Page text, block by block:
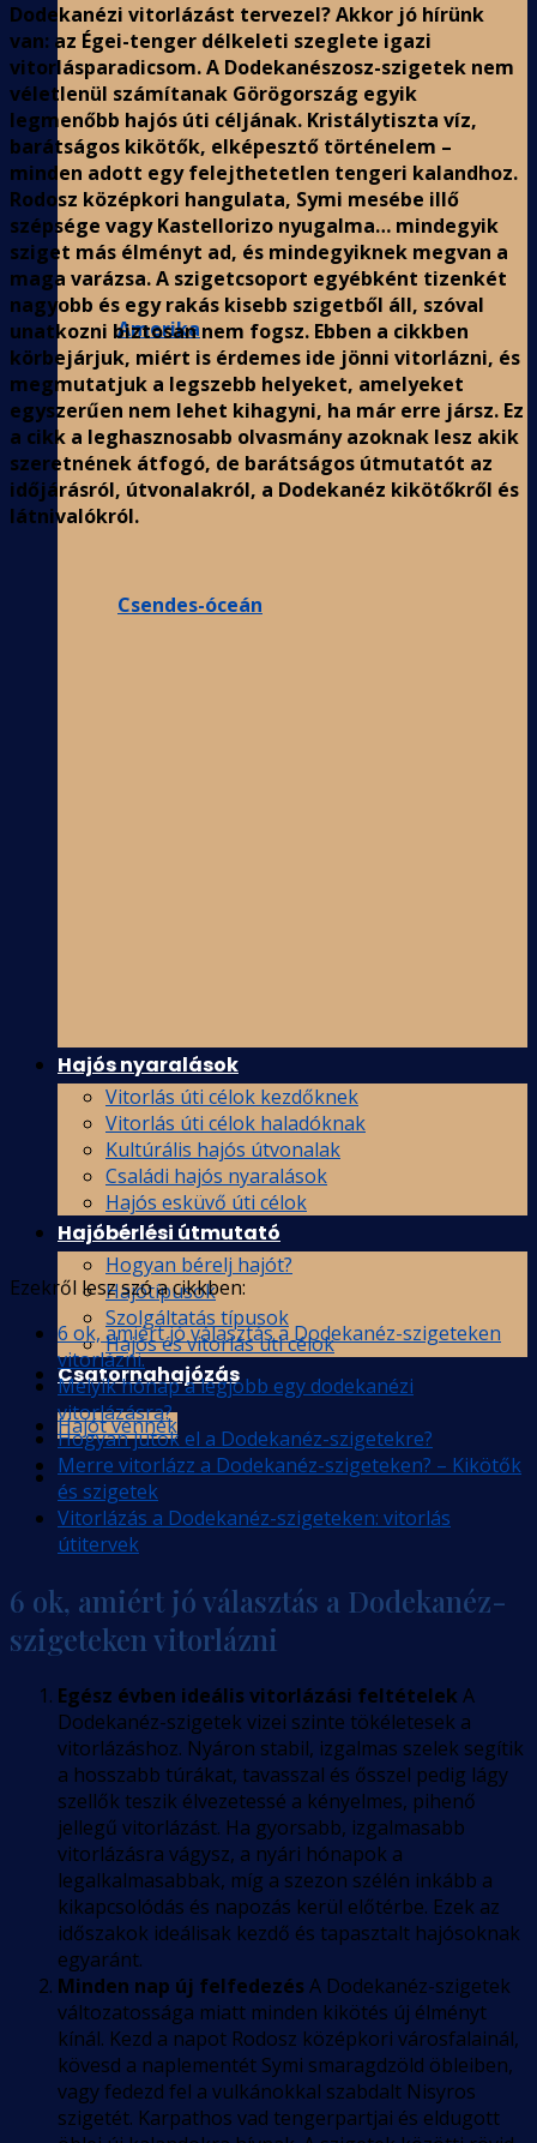
Amerika
Csendes-óceán
Hajós nyaralások
Vitorlás úti célok kezdőknek
Vitorlás úti célok haladóknak
Kultúrális hajós útvonalak
Családi hajós nyaralások
Hajós esküvő úti célok
Hajóbérlési útmutató
Hogyan bérelj hajót?
Hajótípusok
Szolgáltatás típusok
Hajós és vitorlás uti célok
Csatornahajózás
Hajót vennék
Dodekanézi vitorlázást tervezel? Akkor jó hírünk
van: az Égei-tenger délkeleti szeglete igazi
vitorlásparadicsom. A Dodekanészosz-szigetek nem
véletlenül számítanak Görögország egyik
legmenőbb hajós úti céljának. Kristálytiszta víz,
barátságos kikötők, elképesztő történelem –
minden adott egy felejthetetlen tengeri kalandhoz.
Rodosz középkori hangulata, Symi mesébe illő
szépsége vagy Kastellorizo nyugalma… mindegyik
sziget más élményt ad, és mindegyiknek megvan a
maga varázsa. A szigetcsoport egyébként tizenkét
nagyobb és egy rakás kisebb szigetből áll, szóval
unatkozni biztosan nem fogsz. Ebben a cikkben
körbejárjuk, miért is érdemes ide jönni vitorlázni, és
megmutatjuk a legszebb helyeket, amelyeket
egyszerűen nem lehet kihagyni, ha már erre jársz. Ez
a cikk a leghasznosabb olvasmány azoknak lesz akik
szeretnének átfogó, de barátságos útmutatót az
időjárásról, útvonalakról, a Dodekanéz kikötőkről és
látnivalókról.
Ezekről lesz szó a cikkben:
6 ok, amiért jó választás a Dodekanéz-szigeteken
vitorlázni.
Melyik hónap a legjobb egy dodekanézi
vitorlázásra?
Hogyan jutok el a Dodekanéz-szigetekre?
Merre vitorlázz a Dodekanéz-szigeteken? – Kikötők
és szigetek
Vitorlázás a Dodekanéz-szigeteken: vitorlás
útitervek
6 ok, amiért jó választás a Dodekanéz-
szigeteken vitorlázni
Egész évben ideális vitorlázási feltételek A
Dodekanéz-szigetek vizei szinte tökéletesek a
vitorlázáshoz. Nyáron stabil, izgalmas szelek segítik
a hosszabb túrákat, tavasszal és ősszel pedig lágy
szellők teszik élvezetessé a kényelmes, pihenő
jellegű vitorlázást. Ha gyorsabb, izgalmasabb
vitorlázásra vágysz, a nyári hónapok a
legalkalmasabbak, míg a szezon szélén inkább a
kikapcsolódás és napozás kerül előtérbe. Ezek az
időszakok ideálisak kezdő és tapasztalt hajósoknak
egyaránt.
Minden nap új felfedezésA Dodekanéz-szigetek
változatossága miatt minden kikötés új élményt
kínál. Kezd a napot Rodosz középkori városfalainál,
kövesd a naplementét Symi smaragdzöld öbleiben,
vagy fedezd fel a vulkánokkal szabdalt Nisyros
szigetét. Karpathos vad tengerpartjai és eldugott